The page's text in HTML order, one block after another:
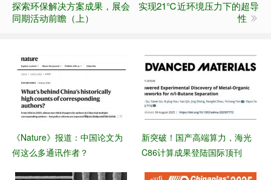
探索环保解决方案成果，展会
同期活动前瞻（上）
实现21℃近环境压力下的超导
性
《Nature》报道：中国论文为
何这么多通讯作者？
新突破！国产高端算力，海光
C86计算成果登陆国际顶刊